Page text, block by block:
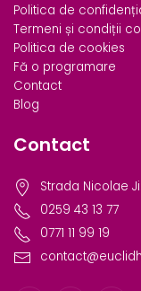
Politica de
Termeni și condiții
Politica de cookies
Fă o programare
Contact
Blog
Contact
Strada Nicolae
0259 43 13 77
0771 11 99 19